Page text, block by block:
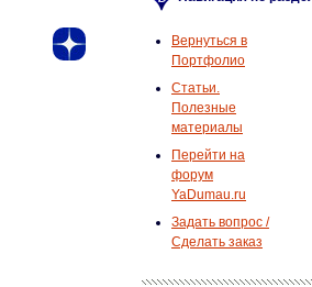
Вернуться в
Портфолио
Статьи.
Полезные
материалы
Перейти на
форум
YaDumau.ru
Задать вопрос /
Сделать заказ